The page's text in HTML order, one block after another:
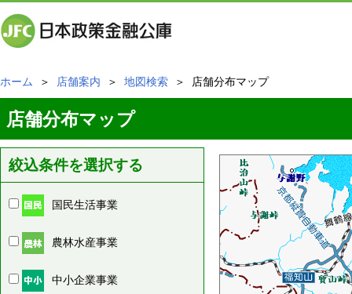
ホーム ＞ 店舗案内 ＞ 地図検索 ＞ 店舗分布マップ
店舗分布マップ
絞込条件を選択する
国民生活事業
農林水産事業
中小企業事業